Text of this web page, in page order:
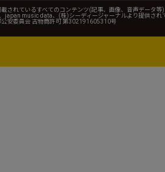
載されているすべてのコンテンツ(記事、画像、音声データ
japan music data、(株)シーディージャーナルより提供され
安委員会 古物商許可 第302191605310号